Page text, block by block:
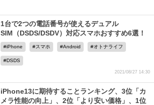
1台で2つの電話番号が使えるデュアル
SIM（DSDS/DSDV）対応スマホおすすめ6選！
iPhone スマホ Android オトナライフ
DSDS
2021/08/27 14:30
iPhone13に期待することランキング、3位「カ
メラ性能の向上」、2位「より安い価格」、1位